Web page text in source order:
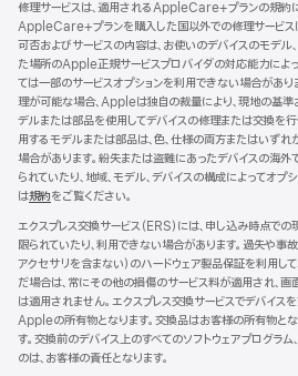
ン
ド
ウ
で
開
き
ま
す）
修理サービスは、適用されるAppleCare+プランの規約
AppleCare+プランを購入した国以外での修理サービス
可否およびサービスの内容は、お使いのデバイスのモデル
た場所のApple正規サービスプロバイダの対応能力によ
ては一部のサービスオプションを利用できない場合があり
理が可能な場合、Appleは独自の裁量により、現地の基
デルまたは部品を使用してデバイスの修理または交換を
用するモデルまたは部品は、色、仕様の両方またはいず
場合があります。紛失または盗難にあったデバイスの海
られていたり、地域、モデル、デバイスの構成によってオプ
は規約（新
ウ
イ
ン
ド
ウ
で
開
き
をご覧ください。
エクスプレス交換サービス（ERS）には、申し込み時点で
限られていたり、利用できない場合があります。過失や事
アクセサリを含まない）のハードウェア製品保証を利用し
だ場合は、常にその他の損傷のサービス料が適用され、
は適用されません。エクスプレス交換サービスでデバイス
Appleの所有物となります。交換品はお客様の所有物と
す。交換前のデバイス上のすべてのソフトウェアプログラム
のは、お客様の責任となります。